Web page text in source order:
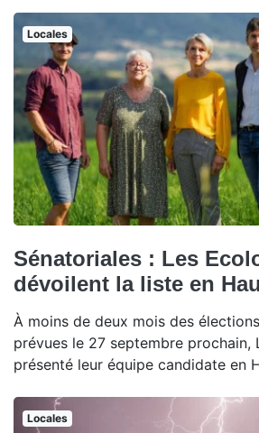
Locales
Sénatoriales : Les
dévoilent la liste en
À moins de deux mois des
prévues le 27 septembre prochain,
présenté leur équipe candidate en
Locales